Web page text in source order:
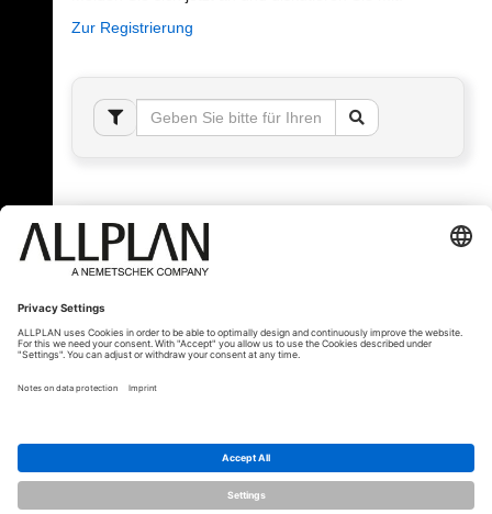
Zur Registrierung
Fehler!
Bitte melden Sie sich an, um dieses Thema sehen
zu können.
© ALLPLAN Schweiz AG ALLPLAN ist Teil derNemetschek Group